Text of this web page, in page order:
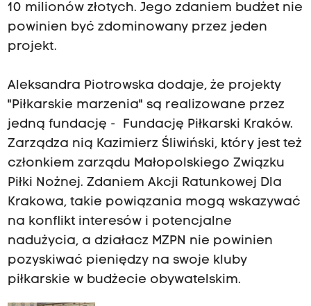
10 milionów złotych. Jego zdaniem budżet nie
powinien być zdominowany przez jeden
projekt.
Aleksandra Piotrowska dodaje, że projekty
"Piłkarskie marzenia" są realizowane przez
jedną fundację - Fundację Piłkarski Kraków.
Zarządza nią Kazimierz Śliwiński, który jest też
członkiem zarządu Małopolskiego Związku
Piłki Nożnej. Zdaniem Akcji Ratunkowej Dla
Krakowa, takie powiązania mogą wskazywać
na konflikt interesów i potencjalne
nadużycia, a działacz MZPN nie powinien
pozyskiwać pieniędzy na swoje kluby
piłkarskie w budżecie obywatelskim.